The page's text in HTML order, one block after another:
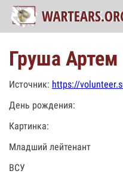
Груша
Источник: https://
День рождения:
Картинка:
Младший лейтенант
ВСУ